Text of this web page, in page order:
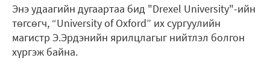
Энэ удаагийн дугаартаа бид "Drexel University"-ийн
төгсөгч, “University of Oxford” их сургуулийн
магистр Э.Эрдэнийн ярилцлагыг нийтлэл болгон
хүргэж байна.